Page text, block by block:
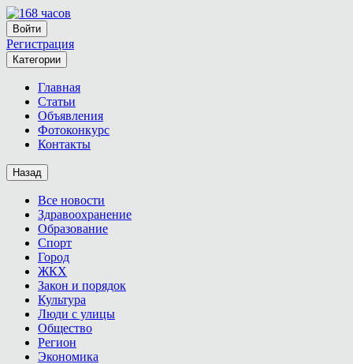
Войти
Регистрация
Категории
Главная
Статьи
Объявления
Фотоконкурс
Контакты
Назад
Все новости
Здравоохранение
Образование
Спорт
Город
ЖКХ
Закон и порядок
Культура
Люди с улицы
Общество
Регион
Экономика